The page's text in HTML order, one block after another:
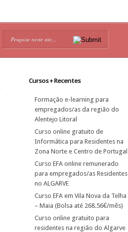
Cursos + Recentes
Formação e-learning para
empregados/as da região do
Alentejo Litoral
Curso online gratuito de
Informática para Residentes na
Zona Norte e Centro de Portugal
Curso EFA online remunerado
para empregados/as Residentes
no ALGARVE
Curso EFA em Vila Nova da Telha
– Maia (Bolsa até 268.56€/mês)
Curso online gratuito para
residentes na região do Algarve